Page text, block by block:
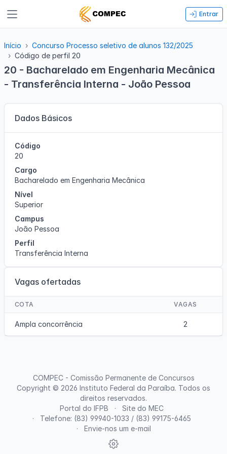
Entrar
Início
Concurso Processo seletivo de alunos 132/2025
Código de perfil 20
20 - Bacharelado em Engenharia Mecânica
- Transferência Interna - João Pessoa
Dados Básicos
Código
20
Cargo
Bacharelado em Engenharia Mecânica
Nível
Superior
Campus
João Pessoa
Perfil
Transferência Interna
Vagas ofertadas
COTA VAGAS
Ampla concorrência 2
Portal do IFPB
Site do MEC
Telefone: (83) 99940-1033 / (83) 99175-6465
Envie-nos um e-mail
COMPEC - Comissão Permanente de Concursos
Copyright © 2026 Instituto Federal da Paraíba. Todos os
direitos reservados.